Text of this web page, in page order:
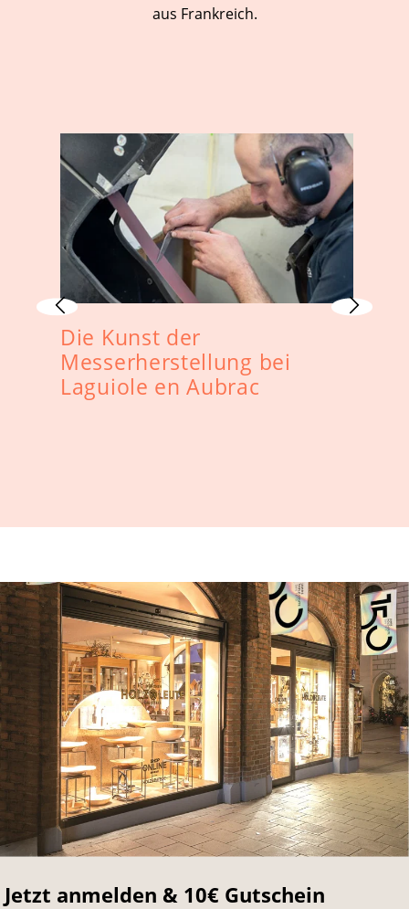
aus Frankreich.
Die Kunst der
Messerherstellung bei
Laguiole en Aubrac
Jetzt anmelden & 10€ Gutschein